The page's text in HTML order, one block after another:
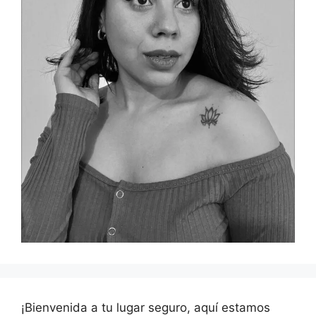
¡Bienvenida a tu lugar seguro, aquí estamos